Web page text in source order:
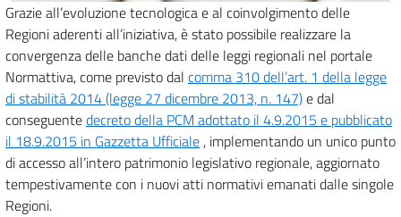
Grazie all’evoluzione tecnologica e al coinvolgimento delle
Regioni aderenti all’iniziativa, è stato possibile realizzare la
convergenza delle banche dati delle leggi regionali nel portale
Normattiva, come previsto dal comma 310 dell’art. 1 della legge
di stabilità 2014 (legge 27 dicembre 2013, n. 147)e dal
conseguentedecreto della PCM adottato il 4.9.2015 e pubblicato
il 18.9.2015 in Gazzetta Ufficiale , implementando un unico punto
di accesso all’intero patrimonio legislativo regionale, aggiornato
tempestivamente con i nuovi atti normativi emanati dalle singole
Regioni.